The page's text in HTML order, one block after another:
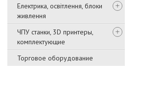
Електрика, освітлення, блоки
живлення
ЧПУ станки, 3D принтеры,
комплектующие
Торговое оборудование